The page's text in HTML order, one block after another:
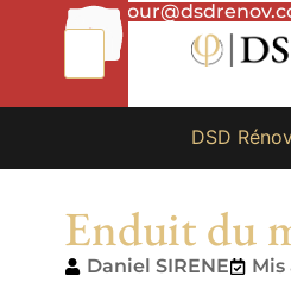
01
87
65
49
DSD
Enduit du
Daniel SIRENE
Mis